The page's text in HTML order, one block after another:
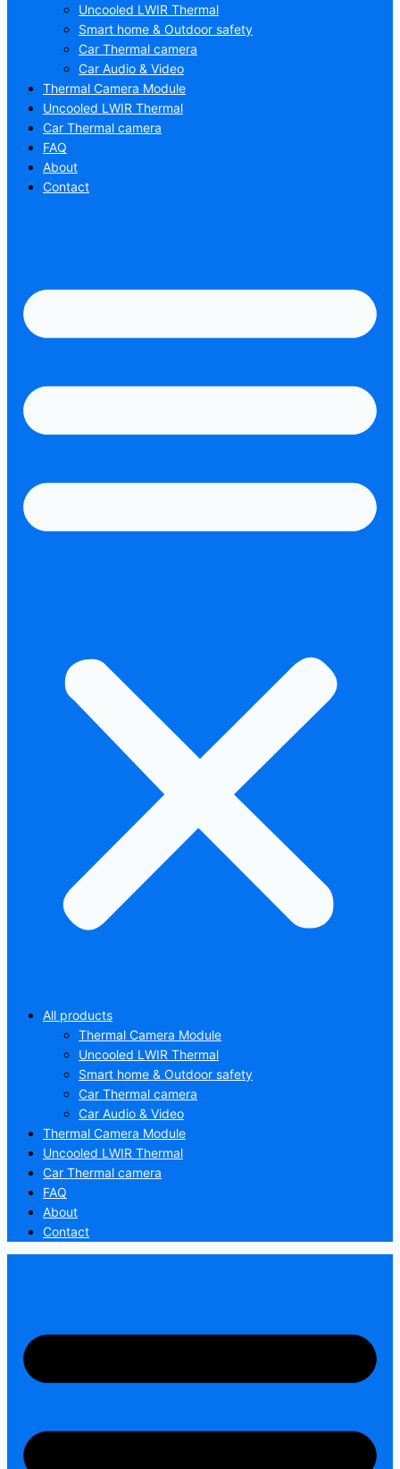
Uncooled LWIR Thermal
Smart home & Outdoor safety
Car Thermal camera
Car Audio & Video
Thermal Camera Module
Uncooled LWIR Thermal
Car Thermal camera
FAQ
About
Contact
All products
Thermal Camera Module
Uncooled LWIR Thermal
Smart home & Outdoor safety
Car Thermal camera
Car Audio & Video
Thermal Camera Module
Uncooled LWIR Thermal
Car Thermal camera
FAQ
About
Contact